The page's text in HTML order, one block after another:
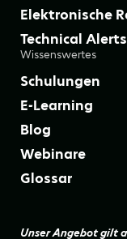
Elektronische
Technical Alerts
Wissenswertes
Schulungen
E-Learning
Blog
Webinare
Glossar
Unser Angebot gilt